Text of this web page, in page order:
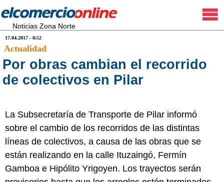
Noticias Zona Norte
17.04.2017 - 8:52
Actualidad
Por obras cambian el recorrido
de colectivos en Pilar
La Subsecretaría de Transporte de Pilar informó
sobre el cambio de los recorridos de las distintas
líneas de colectivos, a causa de las obras que se
están realizando en la calle Ituzaingó, Fermín
Gamboa e Hipólito Yrigoyen. Los trayectos serán